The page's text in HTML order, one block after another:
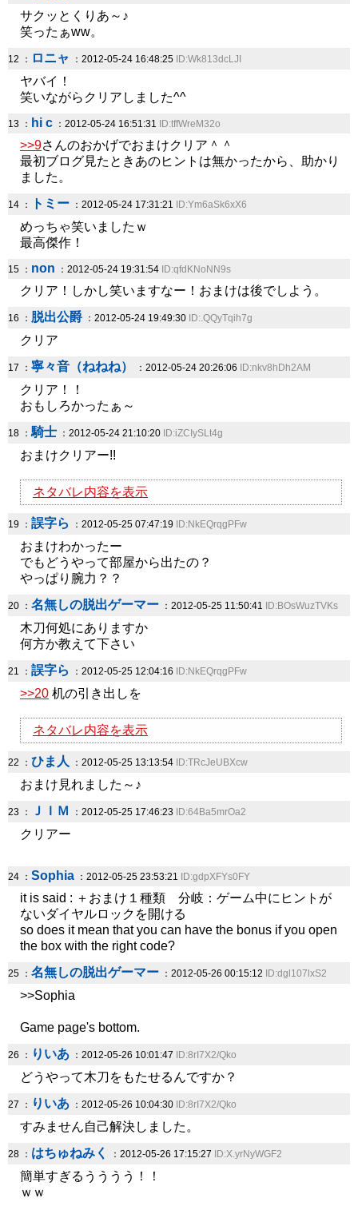
サクッとくりあ～♪
笑ったぁww。
12 ： ロニャ ：2012-05-24 16:48:25 ID:Wk813dcLJI
ヤバイ！
笑いながらクリアしました^^
13 ： hi c ：2012-05-24 16:51:31 ID:tffWreM32o
>>9さんのおかげでおまけクリア＾＾
最初ブログ見たときあのヒントは無かったから、助かり
ました。
14 ： トミー ：2012-05-24 17:31:21 ID:Ym6aSk6xX6
めっちゃ笑いましたｗ
最高傑作！
15 ： non ：2012-05-24 19:31:54 ID:qfdKNoNN9s
クリア！しかし笑いますなー！おまけは後でしよう。
16 ： 脱出公爵 ：2012-05-24 19:49:30 ID:.QQyTqih7g
クリア
17 ： 寧々音（ねねね） ：2012-05-24 20:26:06 ID:nkv8hDh2AM
クリア！！
おもしろかったぁ～
18 ：騎士 ：2012-05-24 21:10:20 ID:iZCIySLt4g
おまけクリアー!!
ネタバレ内容を表示
19 ： 誤字ら ：2012-05-25 07:47:19 ID:NkEQrqgPFw
おまけわかったー
でもどうやって部屋から出たの？
やっぱり腕力？？
20 ： 名無しの脱出ゲーマー ：2012-05-25 11:50:41 ID:BOsWuzTVKs
木刀何処にありますか
何方か教えて下さい
21 ： 誤字ら ：2012-05-25 12:04:16 ID:NkEQrqgPFw
>>20 机の引き出しを
ネタバレ内容を表示
22 ： ひま人 ：2012-05-25 13:13:54 ID:TRcJeUBXcw
おまけ見れました～♪
23 ： ＪＩＭ ：2012-05-25 17:46:23 ID:64Ba5mrOa2
クリアー
24 ： Sophia ：2012-05-25 23:53:21 ID:gdpXFYs0FY
it is said : ＋おまけ１種類 分岐：ゲーム中にヒントが
ないダイヤルロックを開ける
so does it mean that you can have the bonus if you open
the box with the right code?
25 ： 名無しの脱出ゲーマー ：2012-05-26 00:15:12 ID:dgl107lxS2
>>Sophia
Game page's bottom.
26 ： りいあ ：2012-05-26 10:01:47 ID:8rI7X2/Qko
どうやって木刀をもたせるんですか？
27 ： りいあ ：2012-05-26 10:04:30 ID:8rI7X2/Qko
すみません自己解決しました。
28 ： はちゅねみく ：2012-05-26 17:15:27 ID:X.yrNyWGF2
簡単すぎるうううう！！
ｗｗ